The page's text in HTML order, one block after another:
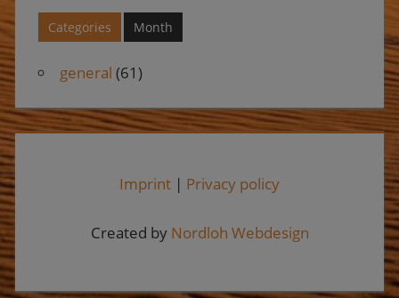
Categories Month
general (61)
Imprint | Privacy policy
Created by Nordloh Webdesign